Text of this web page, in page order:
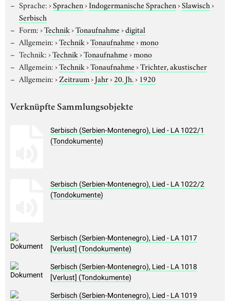
Sprache:›Sprachen›Indogermanische Sprachen›Slawisch›
Serbisch
Form:›Technik›Tonaufnahme›digital
Allgemein:›Technik›Tonaufnahme›mono
Technik:›Technik›Tonaufnahme›mono
Allgemein:›Technik›Tonaufnahme›Trichter, akustischer
Allgemein:›Zeitraum›Jahr›20. Jh.› 1920
Verknüpfte Sammlungsobjekte
Serbisch (Serbien-Montenegro), Lied - LA 1022/1
(Tondokumente)
Serbisch (Serbien-Montenegro), Lied - LA 1022/2
(Tondokumente)
Serbisch (Serbien-Montenegro), Lied - LA 1017
[Verlust] (Tondokumente)
Serbisch (Serbien-Montenegro), Lied - LA 1018
[Verlust] (Tondokumente)
Serbisch (Serbien-Montenegro), Lied - LA 1019